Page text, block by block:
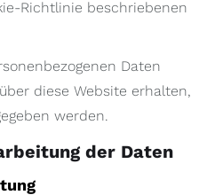
Richtlinie beschriebenen
Daten
diese Website erhalten,
werden.
der Daten